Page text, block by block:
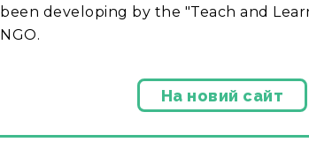
been developing by the "Teach and Learn
NGO.
На новий сайт